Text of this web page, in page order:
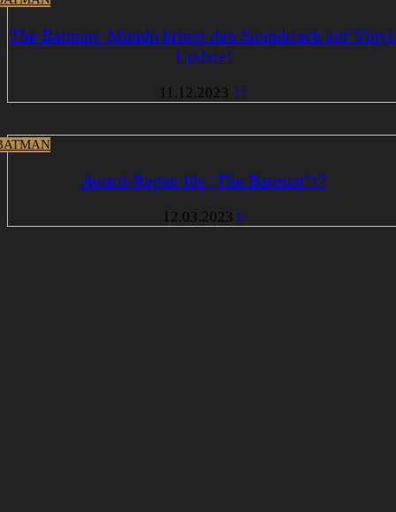
The Batman: Mondo bringt den Soundtrack auf
Update!
11.12.2023 11
Award-Regen für „The Batman”!?
12.03.2023 6